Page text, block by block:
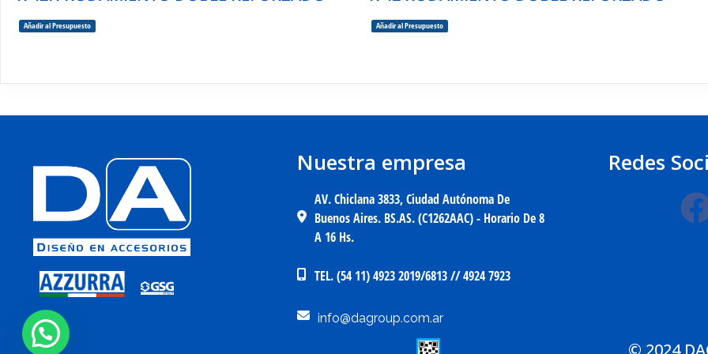
Añadir al Presupuesto Añadir al Presupuesto
Nuestra empresa
AV. Chiclana 3833, Ciudad Autónoma De
Buenos Aires. BS.AS. (C1262AAC) - Horario De 8
A 16 Hs.
TEL. (54 11) 4923 2019/6813 // 4924 7923
info@dagroup.com.ar
Redes
© 2024